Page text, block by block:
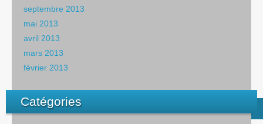
septembre 2013
mai 2013
avril 2013
mars 2013
février 2013
Catégories